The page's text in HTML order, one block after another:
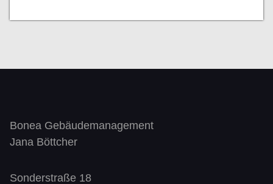
Bonea Gebäudemanagement
Jana Böttcher
Sonderstraße 18